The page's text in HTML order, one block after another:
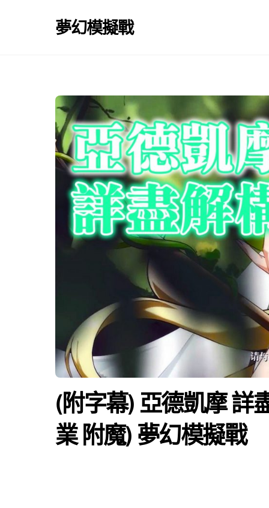
夢幻模擬戰
(附字幕) 亞德凱摩 詳
業 附魔) 夢幻模擬戰